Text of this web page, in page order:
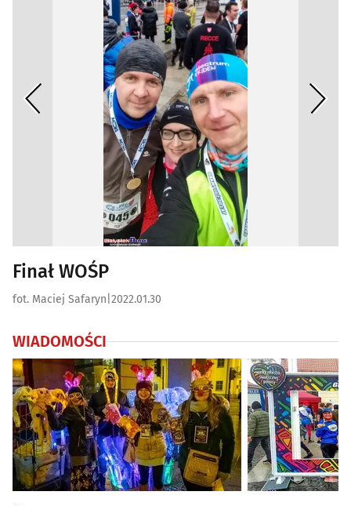
Finał WOŚP
fot. Maciej Safaryn 2022.01.30
WIADOMOŚCI